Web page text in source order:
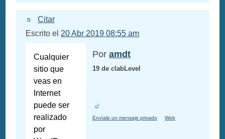
Citar
Escrito el 20 Abr 2019 08:55 am
Cualquier
sitio que
veas en
Internet
puede ser
realizado
por
Por amdt
19 de clabLevel
Envíale un mensaje privado Web